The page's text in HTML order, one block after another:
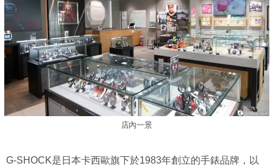
店內一景
G-SHOCK是日本卡西歐旗下於1983年創立的手錶品牌，以